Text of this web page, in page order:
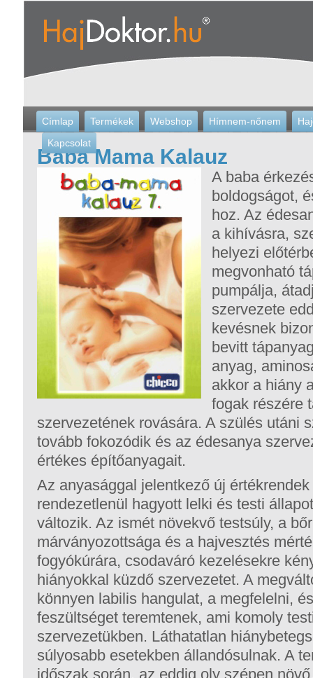
Címlap Termékek Webshop Hímnem-nőnem
Kapcsolat
Baba Mama Kalauz
A baba
boldogságot,
hoz. Az
a kihívásra,
helyezi
megvonható
pumpálja,
szervezete
kevésnek
bevitt
anyag,
akkor a hiány
fogak részére
szervezetének rovására. A szülés utáni
tovább fokozódik és az édesanya
értékes építőanyagait.
Az anyasággal jelentkező új
rendezetlenül hagyott lelki és testi
változik. Az ismét növekvő testsúly, a
márványozottsága és a hajvesztés
fogyókúrára, csodaváró kezelésekre
hiányokkal küzdő szervezetet. A
könnyen labilis hangulat, a megfelelni,
feszültséget teremtenek, ami komoly
szervezetükben. Láthatatlan
súlyosabb esetekben állandósulnak. A
időszak során, az eddig oly szépen